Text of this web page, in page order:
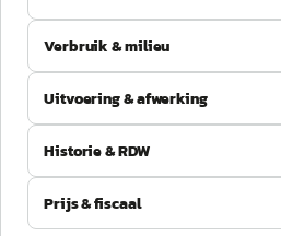
Verbruik & milieu
Uitvoering & afwerking
Historie & RDW
Prijs & fiscaal